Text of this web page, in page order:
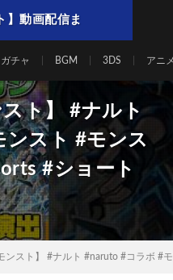
】動画配信ま
ガチャ BGM 3DS アニ
ト】 #ナルト
スト #モンス
#ショート
ンスト】 #ナルト #naruto #コラボ #